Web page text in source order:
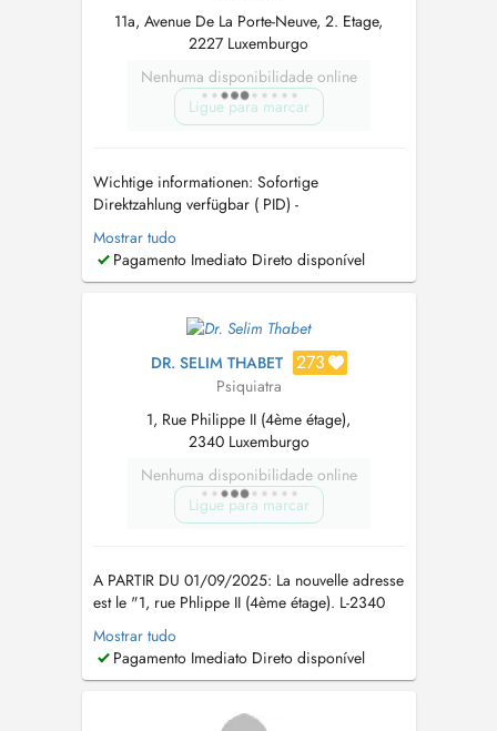
11a, Avenue De La Porte-Neuve, 2. Etage,
2227 Luxemburgo
Nenhuma disponibilidade online
Ligue para marcar
Wichtige informationen: Sofortige
Direktzahlung verfügbar ( PID) -
Psychotherapiestunde kann ich nur sehr
begrenzt und nur für Bestandpatienten
anzubieten. -Sehr geehrte Patientinnen und sehr
hinweisen, dass Termine spätestens 24 Stunden
im Voraus ab...
Mostrar tudo
Pagamento Imediato Direto disponível
DR. SELIM THABET 273
Psiquiatra
1, Rue Philippe II (4ème étage),
2340 Luxemburgo
Nenhuma disponibilidade online
Ligue para marcar
A PARTIR DU 01/09/2025: La nouvelle adresse
est le "1, rue Phlippe II (4ème étage). L-2340
Ville-Haute Luxembourg" Please call my
secretary for new requests. Veuillez appeler le
secrétariat sous le "+352691868601" pour vos
informations. Für neue Patienten: ...
Mostrar tudo
Pagamento Imediato Direto disponível